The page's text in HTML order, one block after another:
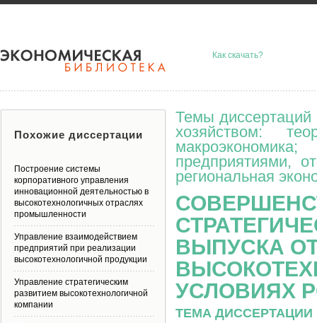
Как скачать?
Темы диссертаций
хозяйством:
предприятиями,
региональная
ВЫПУСКА
УСЛОВИЯХ
ТЕМА
Похожие диссертации
Построение системы
корпоративного управления
инновационной деятельностью в
высокотехнологичных отраслях
промышленности
Управление взаимодействием
предприятий при реализации
высокотехнологичной продукции
Управление стратегическим
развитием высокотехнологичной
компании